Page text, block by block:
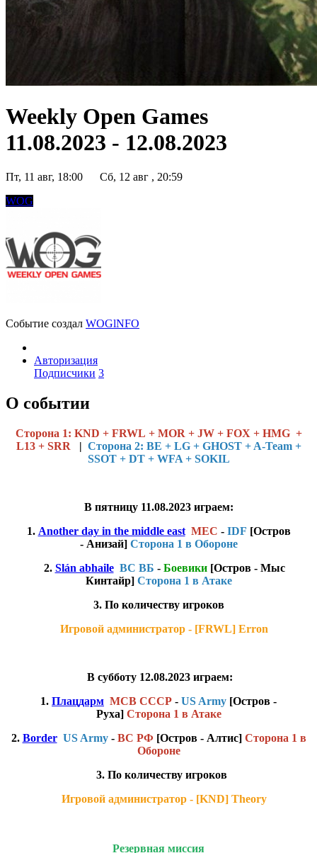
Weekly Open Games
11.08.2023 - 12.08.2023
Пт, 11 авг, 18:00
Сб, 12 авг , 20:59
WOG
Событие создал WOGlNFO
Авторизация
Подписчики 3
О событии
Cторона 1: KND + FRWL + MOR + JW + FOX + HMG +
L13 + SRR | Сторона 2: BE + LG + GHOST + A-Team +
SSOT + DT + WFA + SOKIL
В пятницу 11.08.2023 играем:
1. Another day in the middle east MEC - IDF [Остров
- Анизай] Сторона 1 в Обороне
2. Slán abhaile ВС ВБ - Боевики[Остров - Мыс
Кинтайр] Сторона 1 в Атаке
3. По количеству игроков
Игровой администратор - [FRWL] Erron
В субботу 12.08.2023 играем:
1. Плацдарм МСВ СССР - US Army [Остров -
Руха] Сторона 1 в Атаке
2. Border US Army- ВС РФ [Остров - Алтис] Сторона 1 в
Обороне
3. По количеству игроков
Игровой администратор - [KND] Theory
Резервная миссия